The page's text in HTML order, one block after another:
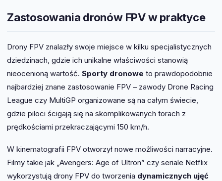
Zastosowania dronów FPV w praktyce
Drony FPV znalazły swoje miejsce w kilku specjalistycznych
dziedzinach, gdzie ich unikalne właściwości stanowią
nieocenioną wartość. Sporty dronowe to prawdopodobnie
najbardziej znane zastosowanie FPV – zawody Drone Racing
League czy MultiGP organizowane są na całym świecie,
gdzie piloci ścigają się na skomplikowanych torach z
prędkościami przekraczającymi 150 km/h.
W kinematografii FPV otworzył nowe możliwości narracyjne.
Filmy takie jak „Avengers: Age of Ultron” czy seriale Netflix
wykorzystują drony FPV do tworzenia dynamicznych ujęć